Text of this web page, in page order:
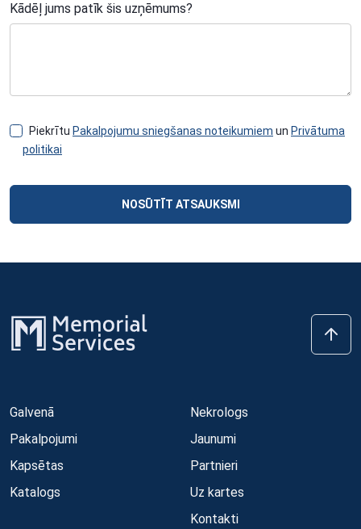
Kādēļ jums patīk šis uzņēmums?
Piekrītu Pakalpojumu sniegšanas noteikumiem un Privātuma
politikai
NOSŪTĪT ATSAUKSMI
Galvenā
Pakalpojumi
Kapsētas
Katalogs
Nekrologs
Jaunumi
Partnieri
Uz kartes
Kontakti